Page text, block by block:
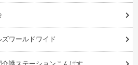
ワールドワイド
護ステーションこんぱす